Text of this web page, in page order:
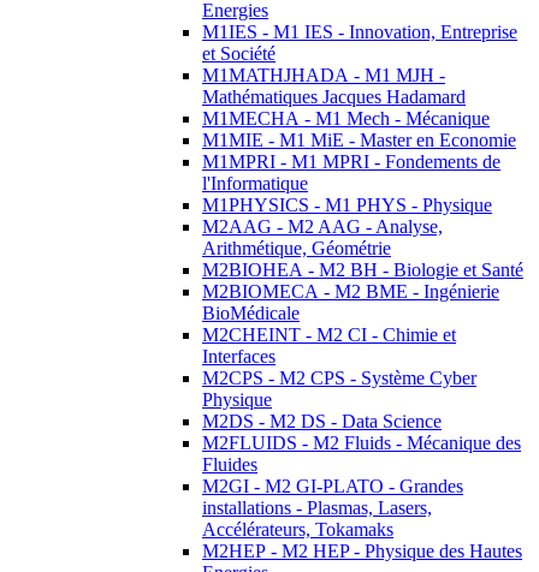
Energies
M1IES - M1 IES - Innovation, Entreprise
et Société
M1MATHJHADA - M1 MJH -
Mathématiques Jacques Hadamard
M1MECHA - M1 Mech - Mécanique
M1MIE - M1 MiE - Master en Economie
M1MPRI - M1 MPRI - Fondements de
l'Informatique
M1PHYSICS - M1 PHYS - Physique
M2AAG - M2 AAG - Analyse,
Arithmétique, Géométrie
M2BIOHEA - M2 BH - Biologie et Santé
M2BIOMECA - M2 BME - Ingénierie
BioMédicale
M2CHEINT - M2 CI - Chimie et
Interfaces
M2CPS - M2 CPS - Système Cyber
Physique
M2DS - M2 DS - Data Science
M2FLUIDS - M2 Fluids - Mécanique des
Fluides
M2GI - M2 GI-PLATO - Grandes
installations - Plasmas, Lasers,
Accélérateurs, Tokamaks
M2HEP - M2 HEP - Physique des Hautes